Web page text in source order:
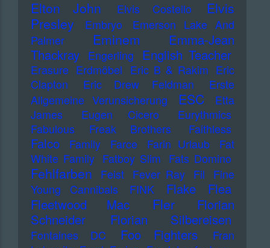
Elton John Elvis Costello
Elvis
Presley
Embryo
Emerson Lake And
Palmer
Eminem
Emma-Jean
Thackray
Engerling English Teacher
Erasure Erdmöbel Eric B & Rakim Eric
Clapton
Eric Drew Feldman
Erste
Allgemeine Verunsicherung
ESC
Etta
James
Eugen Cicero
Eurythmics
Fabulous Freak Brothers
Faithless
Falco Family Farce Farin Urlaub
Fat
White Family Fatboy Slim Fats Domino
Fehlfarben Feist Fever Ray Fil
Fine
Young Cannibals
FINK Flake
Flea
Fleetwood Mac
Fler
Florian
Schneider
Florian Silbereisen
Fontaines DC Foo Fighters
Fran